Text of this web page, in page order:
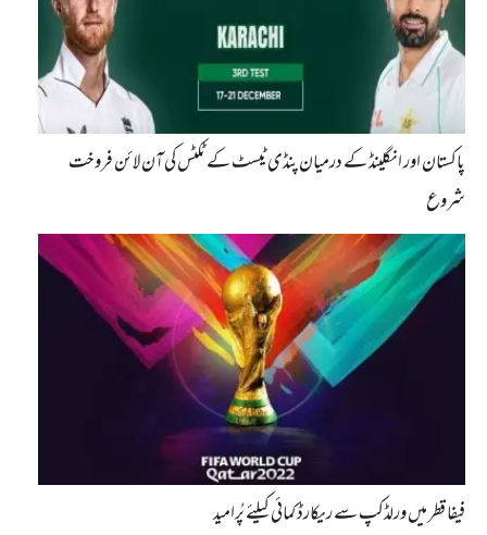
پاکستان اور انگلینڈ کے درمیان پنڈی ٹیسٹ کے ٹکٹس کی آن لائن فروخت
شروع
فیفا قطر میں ورلڈکپ سے ریکارڈ کمائی کیلئے پُرامید